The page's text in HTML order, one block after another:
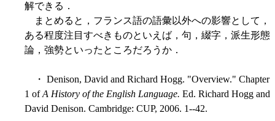
解できる．
まとめると，フランス語の語彙以外への影響として，
ある程度注目すべきものといえば，句，綴字，派生形態
論，強勢といったところだろうか．
・ Denison, David and Richard Hogg. "Overview." Chapter
1 ofA History of the English Language. Ed. Richard Hogg and
David Denison. Cambridge: CUP, 2006. 1--42.